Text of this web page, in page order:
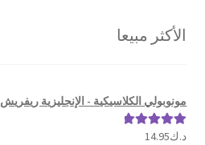
الأكثر مبيعا
مونوبولي الكلاسيكية - الإنجليزية ريفريش
تم التقييم
د.ك14.95